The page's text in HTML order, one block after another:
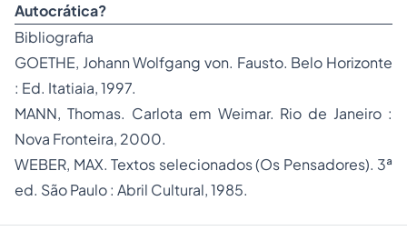
Autocrática?
Bibliografia
GOETHE, Johann Wolfgang von. Fausto. Belo Horizonte
: Ed. Itatiaia, 1997.
MANN, Thomas. Carlota em Weimar. Rio de Janeiro :
Nova Fronteira, 2000.
WEBER, MAX. Textos selecionados (Os Pensadores). 3ª
ed. São Paulo : Abril Cultural, 1985.